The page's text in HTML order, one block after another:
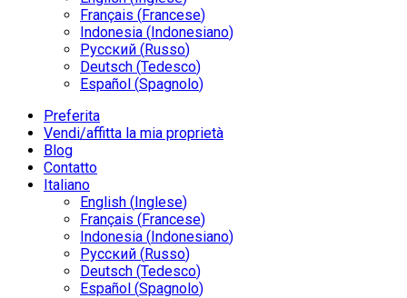
Français (Francese)
Indonesia (Indonesiano)
Русский (Russo)
Deutsch (Tedesco)
Español (Spagnolo)
Preferita
Vendi/affitta la mia proprietà
Blog
Contatto
Italiano
English (Inglese)
Français (Francese)
Indonesia (Indonesiano)
Русский (Russo)
Deutsch (Tedesco)
Español (Spagnolo)